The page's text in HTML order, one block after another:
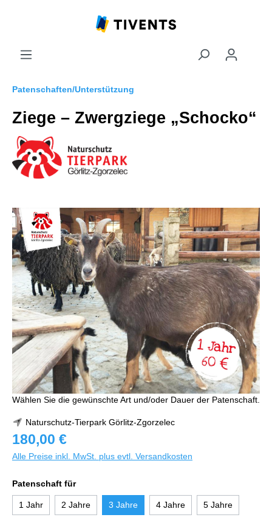
Patenschaften/Unterstützung
Ziege – Zwergziege „Schocko“
Wählen Sie die gewünschte Art und/oder Dauer der Patenschaft.
Naturschutz-Tierpark Görlitz-Zgorzelec
180,00 €
Alle Preise inkl. MwSt. plus evtl. Versandkosten
Patenschaft für
1 Jahr 2 Jahre 3 Jahre 4 Jahre 5 Jahre